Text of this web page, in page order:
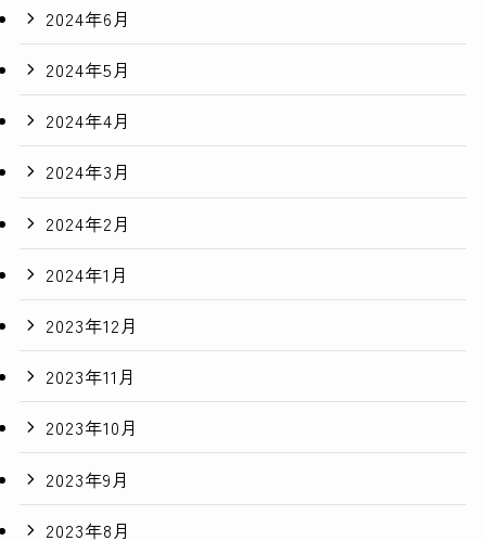
2024年6月
2024年5月
2024年4月
2024年3月
2024年2月
2024年1月
2023年12月
2023年11月
2023年10月
2023年9月
2023年8月